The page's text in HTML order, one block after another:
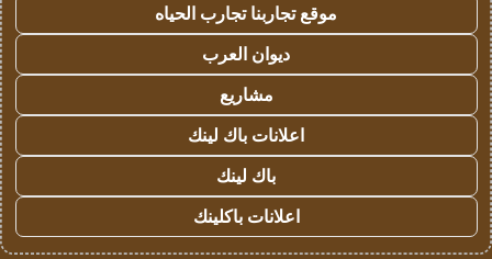
موقع تجاربنا تجارب الحياه
ديوان العرب
مشاريع
اعلانات باك لينك
باك لينك
اعلانات باكلينك